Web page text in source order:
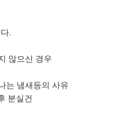
.
않으신 경우
냄새등의 사유
분실건